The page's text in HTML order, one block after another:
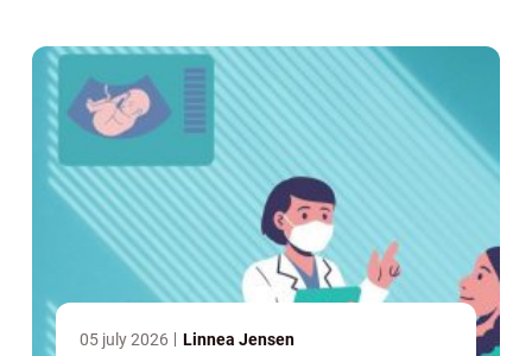
05 july 2026 Linnea Jensen